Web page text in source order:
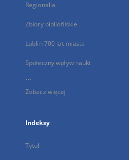
Regionalia
Zbiory bibliofilskie
Lublin 700 lat miasta
Społeczny wpływ nauki
...
Zobacz więcej
Indeksy
Tytuł